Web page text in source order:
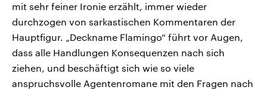
mit sehr feiner Ironie erzählt, immer wieder
durchzogen von sarkastischen Kommentaren der
Hauptfigur. „Deckname Flamingo“ führt vor Augen,
dass alle Handlungen Konsequenzen nach sich
ziehen, und beschäftigt sich wie so viele
anspruchsvolle Agentenromane mit den Fragen nach